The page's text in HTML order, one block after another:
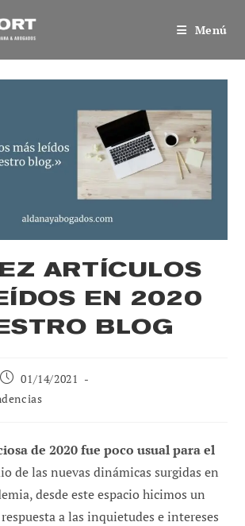
Menú
ARTÍCULOS
EN 2020
BLOG
Publicación
de
la
01/14/2021
de 2020 fue poco usual para el
de las nuevas dinámicas surgidas en
desde este espacio hicimos un
a las inquietudes e intereses